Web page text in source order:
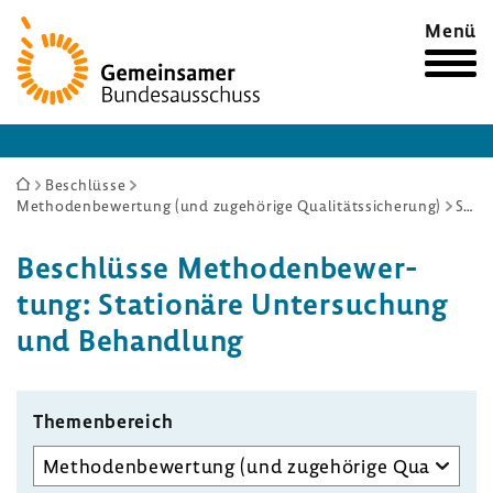
Zur
Startseite
Menü
Sie
sind
Beschlüsse
Methodenbewertung (und zugehörige Qualitätssicherung)
Stationäre Untersuchung und Behandlung
Beschlüsse Metho­den­be­wer­
tung: Statio­näre Unter­su­chung
und Behand­lung
Themen­be­reich
Unterausschuss
auswählen